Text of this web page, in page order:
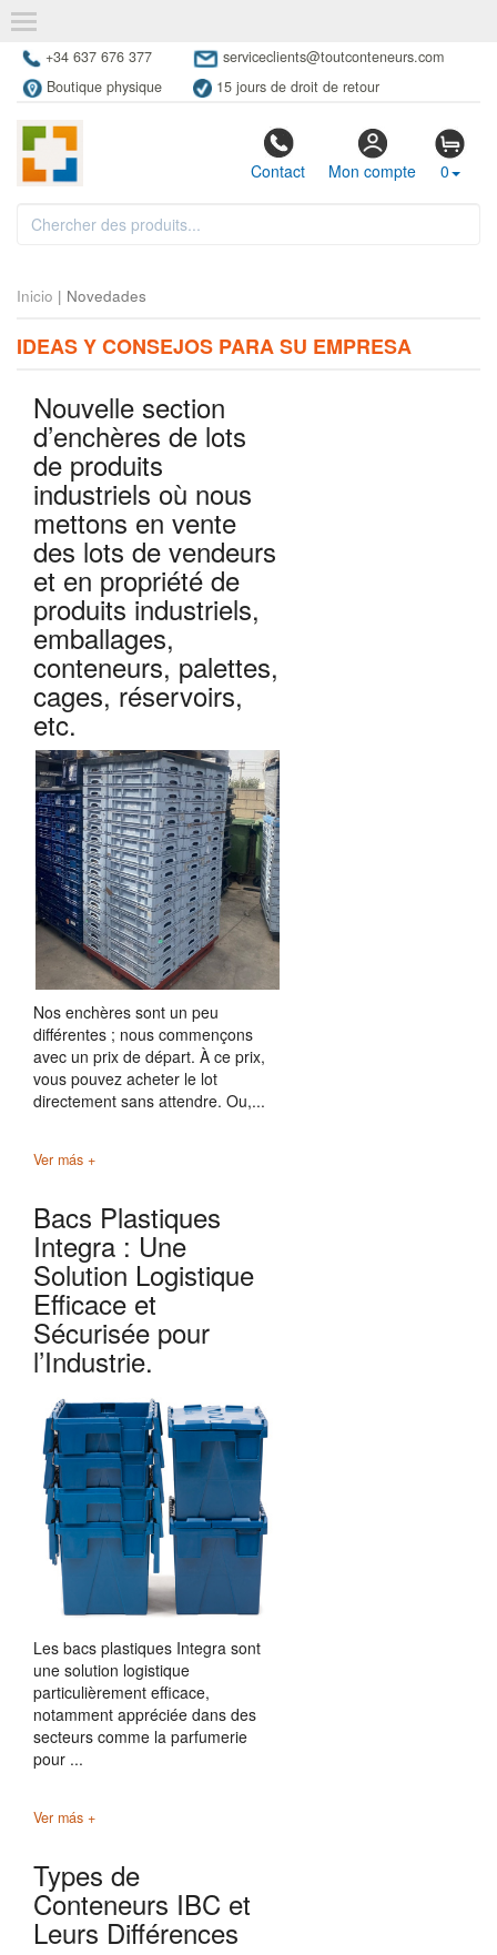
+34 637 676 377
serviceclients@toutconteneurs.com
Boutique physique
15 jours de droit de retour
Contact Mon compte 0
Inicio | Novedades
IDEAS Y CONSEJOS PARA SU EMPRESA
Nouvelle section
d’enchères de lots
de produits
industriels où nous
mettons en vente
des lots de vendeurs
et en propriété de
produits industriels,
emballages,
conteneurs, palettes,
cages, réservoirs,
etc.
Nos enchères sont un peu
différentes ; nous commençons
avec un prix de départ. À ce prix,
vous pouvez acheter le lot
directement sans attendre. Ou,...
Ver más +
Bacs Plastiques
Integra : Une
Solution Logistique
Efficace et
Sécurisée pour
l’Industrie.
Les bacs plastiques Integra sont
une solution logistique
particulièrement efficace,
notamment appréciée dans des
secteurs comme la parfumerie
pour ...
Ver más +
Types de
Conteneurs IBC et
Leurs Différences